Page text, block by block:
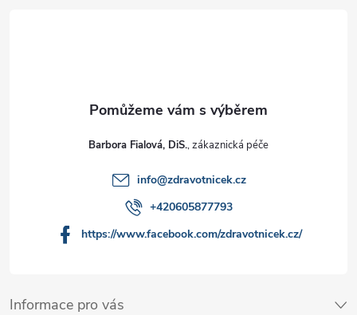
Informace pro vás
Barbora Fialová, DiS.
info@zdravotnicek.cz
+420605877793
https://www.facebook.com/zdravotnicek.cz/